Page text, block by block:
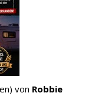
von Robbie